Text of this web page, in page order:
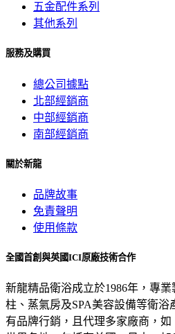
五金配件系列
其他系列
服務及購買
總公司據點
北部經銷商
中部經銷商
南部經銷商
關於新龍
品牌故事
免責聲明
使用條款
全國首創與英國ICI原廠技術合作
新龍精品衛浴成立於1986年，專
柱、蒸氣房及SPA美容設備等衛浴
有品牌行銷，且代理多家廠商，